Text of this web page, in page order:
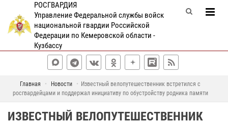
РОСГВАРДИЯ
Управление Федеральной службы войск
национальной гвардии Российской
Федерации по Кемеровской области -
Кузбассу
Главная Новости
Известный велопутешественник встретился с
росгвардейцами и поддержал инициативу по обустройству родника памяти
ИЗВЕСТНЫЙ ВЕЛОПУТЕШЕСТВЕННИК